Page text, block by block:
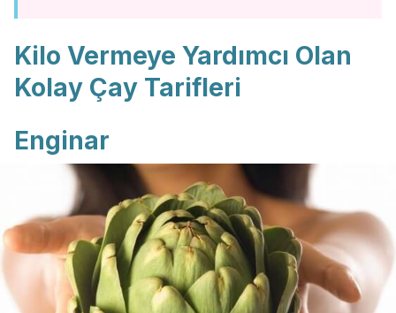
Kilo Vermeye Yardımcı Olan
Kolay Çay Tarifleri
Enginar